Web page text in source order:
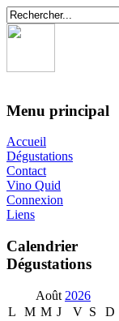
Menu principal
Accueil
Dégustations
Contact
Vino Quid
Connexion
Liens
Calendrier
Dégustations
Août 2026
L
M M J V S
D